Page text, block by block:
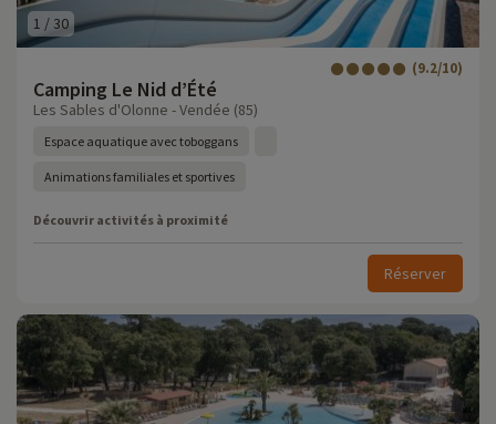
1 /30
Camping Le Nid d’Été
(9.2/10)
Les Sables d'Olonne - Vendée (85)
Espace aquatique avec toboggans
Animations familiales et sportives
Découvrir activités à proximité
Réserver